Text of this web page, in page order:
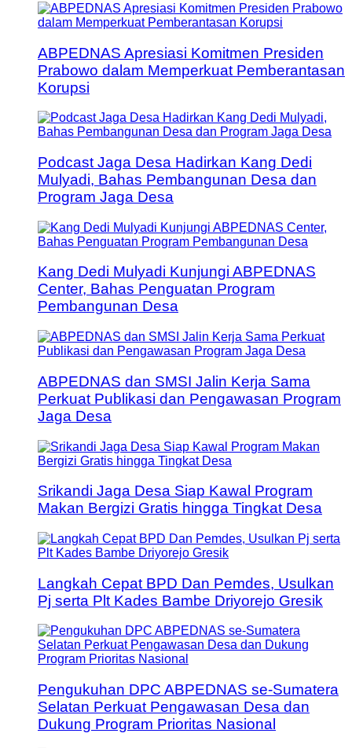
ABPEDNAS Apresiasi Komitmen Presiden
Prabowo dalam Memperkuat Pemberantasan
Korupsi
Podcast Jaga Desa Hadirkan Kang Dedi
Mulyadi, Bahas Pembangunan Desa dan
Program Jaga Desa
Kang Dedi Mulyadi Kunjungi ABPEDNAS
Center, Bahas Penguatan Program
Pembangunan Desa
ABPEDNAS dan SMSI Jalin Kerja Sama
Perkuat Publikasi dan Pengawasan Program
Jaga Desa
Srikandi Jaga Desa Siap Kawal Program
Makan Bergizi Gratis hingga Tingkat Desa
Langkah Cepat BPD Dan Pemdes, Usulkan
Pj serta Plt Kades Bambe Driyorejo Gresik
Pengukuhan DPC ABPEDNAS se-Sumatera
Selatan Perkuat Pengawasan Desa dan
Dukung Program Prioritas Nasional